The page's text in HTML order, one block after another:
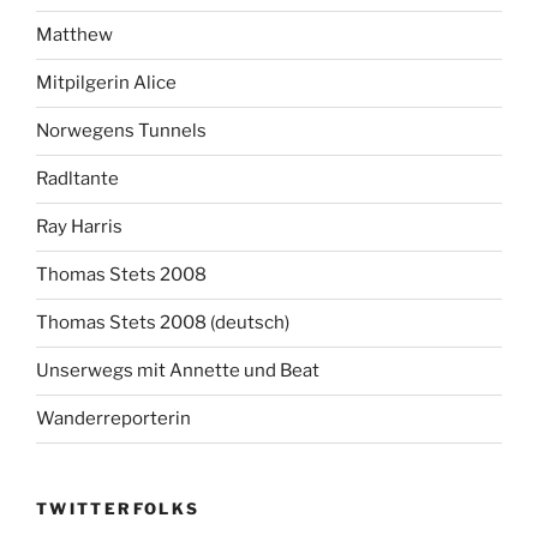
Matthew
Mitpilgerin Alice
Norwegens Tunnels
Radltante
Ray Harris
Thomas Stets 2008
Thomas Stets 2008 (deutsch)
Unserwegs mit Annette und Beat
Wanderreporterin
TWITTERFOLKS